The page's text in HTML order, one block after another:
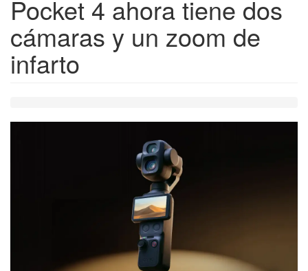
Pocket 4 ahora tiene dos
cámaras y un zoom de
infarto